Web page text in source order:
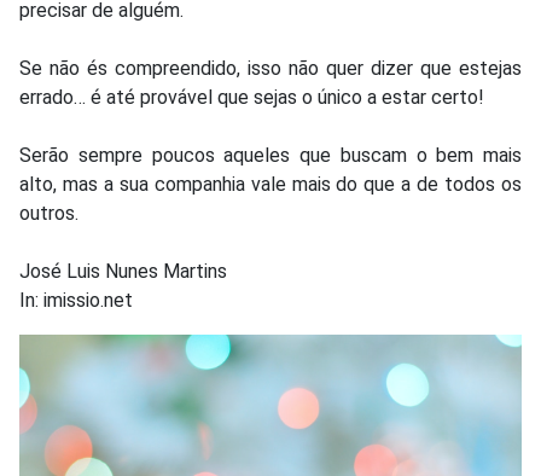
precisar de alguém.
Se não és compreendido, isso não quer dizer que estejas
errado… é até provável que sejas o único a estar certo!
Serão sempre poucos aqueles que buscam o bem mais
alto, mas a sua companhia vale mais do que a de todos os
outros.
José Luis Nunes Martins
In: imissio.net